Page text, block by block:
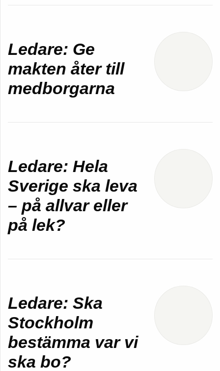
Ledare: Ge
makten åter till
medborgarna
Ledare: Hela
Sverige ska leva
– på allvar eller
på lek?
Ledare: Ska
Stockholm
bestämma var vi
ska bo?